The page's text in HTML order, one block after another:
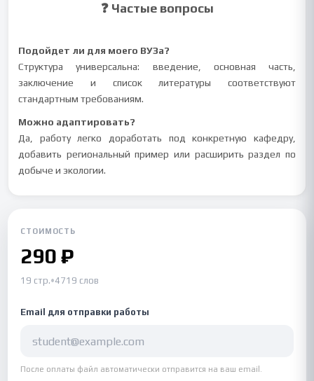
❓ Частые вопросы
Подойдет ли для моего ВУЗа?
Структура универсальна: введение, основная часть,
заключение и список литературы соответствуют
стандартным требованиям.
Можно адаптировать?
Да, работу легко доработать под конкретную кафедру,
добавить региональный пример или расширить раздел по
добыче и экологии.
СТОИМОСТЬ
290 ₽
19 стр.•4719 слов
Email для отправки работы
После оплаты файл автоматически отправится на ваш email.